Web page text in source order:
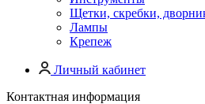
Щетки, скребки,
Лампы
Крепеж
Личный кабинет
Контактная информация